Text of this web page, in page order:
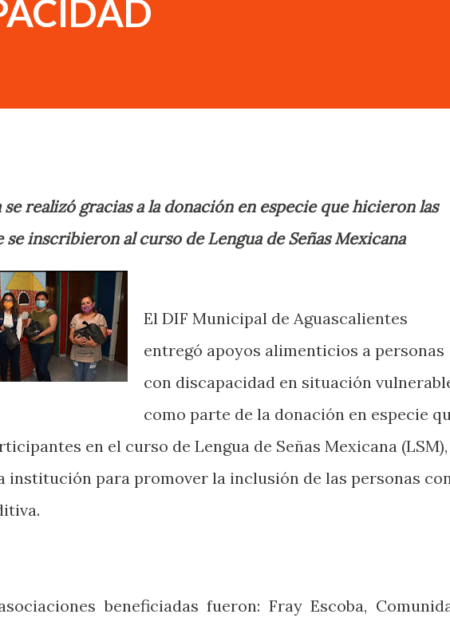
se realizó gracias a la donación en especie que hicieron las
se inscribieron al curso de Lengua de Señas Mexicana
El DIF Municipal de Aguascalientes
entregó apoyos alimenticios a personas
con discapacidad en situación
como parte de la donación en especie
en el curso de Lengua de Señas Mexicana
institución para promover la inclusión de las personas
beneficiadas fueron: Fray Escoba,